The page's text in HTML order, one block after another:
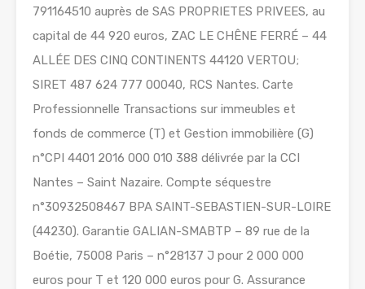
791164510 auprès de SAS PROPRIETES PRIVEES, au
capital de 44 920 euros, ZAC LE CHÊNE FERRÉ – 44
ALLÉE DES CINQ CONTINENTS 44120 VERTOU;
SIRET 487 624 777 00040, RCS Nantes. Carte
Professionnelle Transactions sur immeubles et
fonds de commerce (T) et Gestion immobilière (G)
n°CPI 4401 2016 000 010 388 délivrée par la CCI
Nantes – Saint Nazaire. Compte séquestre
n°30932508467 BPA SAINT-SEBASTIEN-SUR-LOIRE
(44230). Garantie GALIAN-SMABTP – 89 rue de la
Boétie, 75008 Paris – n°28137 J pour 2 000 000
euros pour T et 120 000 euros pour G. Assurance